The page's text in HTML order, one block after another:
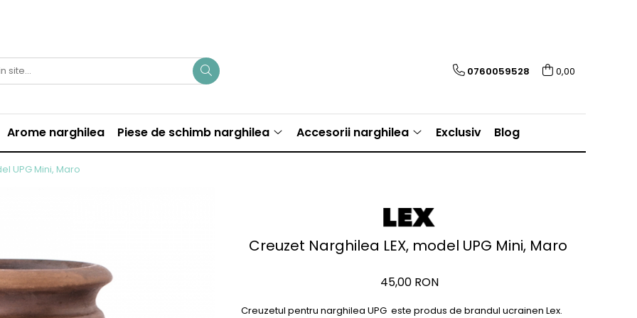
0760059528 0,00
Arome narghilea Piese de schimb narghilea Accesorii narghilea Exclusiv Blog
UPG Mini, Maro
Creuzet Narghilea LEX, model UPG Mini, Maro
45,00 RON
Creuzetul pentru narghilea UPG este produs de brandul ucrainen Lex.